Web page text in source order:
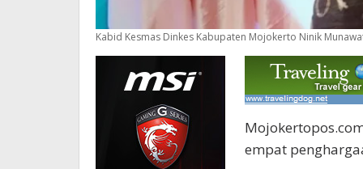
Kabid Kesmas Dinkes Kabupaten Mojokerto Ninik
empat